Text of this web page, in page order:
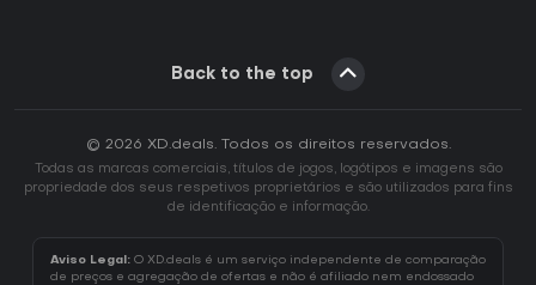
Back to the top
© 2026 XD.deals. Todos os direitos reservados.
Todas as marcas comerciais, títulos de jogos, logótipos e imagens são
propriedade dos seus respetivos proprietários e são utilizados para fins
de identificação e informação.
Aviso Legal: O XD.deals é um serviço independente de comparação
de preços e agregação de ofertas e não é afiliado nem endossado